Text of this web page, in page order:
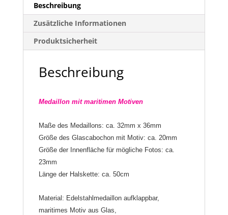
Beschreibung
Zusätzliche Informationen
Produktsicherheit
Beschreibung
Medaillonmit maritimen Motiven
Maße des Medaillons: ca. 32mm x 36mm
Größe des Glascabochon mit Motiv: ca. 20mm
Größe der Innenfläche für mögliche Fotos: ca.
23mm
Länge der Halskette: ca. 50cm
Material: Edelstahlmedaillon aufklappbar,
maritimes Motiv aus Glas,